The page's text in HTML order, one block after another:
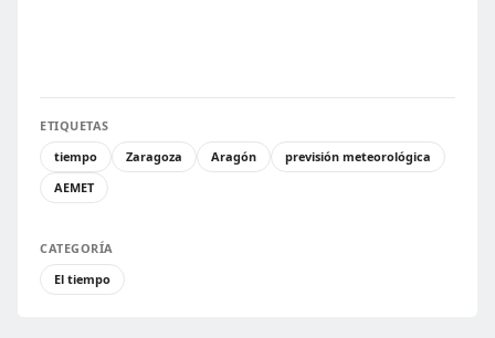
ETIQUETAS
tiempo
Zaragoza Aragón
previsión meteorológica
AEMET
CATEGORÍA
El tiempo